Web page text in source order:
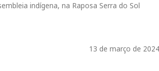
indígena, na Raposa Serra do Sol
13 de março de